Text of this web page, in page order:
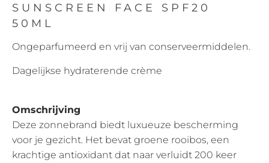
SUNSCREEN FACE SPF20
50ML
Ongeparfumeerd en vrij van conserveermiddelen.
Dagelijkse hydraterende crème
Omschrijving
Deze zonnebrand biedt luxueuze bescherming
voor je gezicht. Het bevat groene rooibos, een
krachtige antioxidant dat naar verluidt 200 keer